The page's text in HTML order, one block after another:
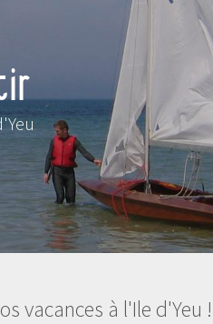
vacances à l'Ile d'Yeu !